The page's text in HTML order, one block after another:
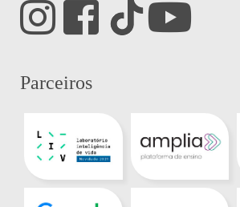
Parceiros